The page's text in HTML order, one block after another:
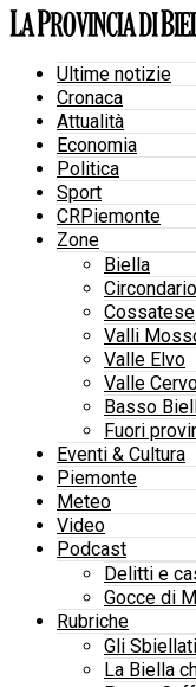
Ultime notizie
Cronaca
Attualità
Economia
Politica
Sport
CRPiemonte
Zone
Biella
Circondario
Cossatese
Valli
Valle Elvo
Valle
Basso
Fuori
Eventi & Cultura
Piemonte
Meteo
Video
Podcast
Delitti e
Gocce di
Rubriche
Gli Sbiellati
La Biella